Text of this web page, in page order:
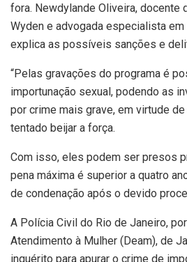
fora. Newdylande Oliveira, docente
Wyden e advogada especialista
explica as possíveis sanções e
“Pelas gravações do programa é
importunação sexual, podendo as
por crime mais grave, em virtude de
tentado beijar a força.
Com isso, eles podem ser presos
pena máxima é superior a quatro
de condenação após o devido
A Polícia Civil do Rio de Janeiro,
Atendimento à Mulher (Deam), de
inquérito para apurar o crime de